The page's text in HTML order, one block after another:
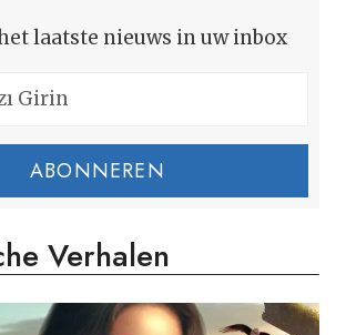
laatste nieuws in uw inbox
ABONNEREN
Verhalen